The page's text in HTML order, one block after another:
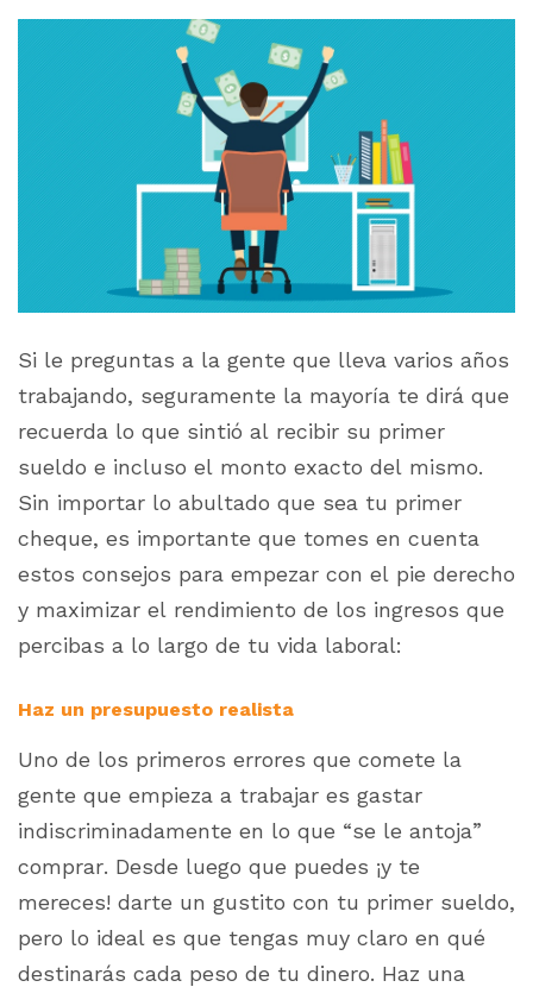
Si le preguntas a la gente que lleva varios años
trabajando, seguramente la mayoría te dirá que
recuerda lo que sintió al recibir su primer
sueldo e incluso el monto exacto del mismo.
Sin importar lo abultado que sea tu primer
cheque, es importante que tomes en cuenta
estos consejos para empezar con el pie derecho
y maximizar el rendimiento de los ingresos que
percibas a lo largo de tu vida laboral:
Haz un presupuesto realista
Uno de los primeros errores que comete la
gente que empieza a trabajar es gastar
indiscriminadamente en lo que “se le antoja”
comprar. Desde luego que puedes ¡y te
mereces! darte un gustito con tu primer sueldo,
pero lo ideal es que tengas muy claro en qué
destinarás cada peso de tu dinero. Haz una